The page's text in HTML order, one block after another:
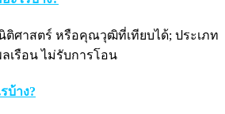
ศาสตร์ หรือคุณวุฒิที่เทียบได้; ประเภท
เรือน ไม่รับการโอน
บ้าง?